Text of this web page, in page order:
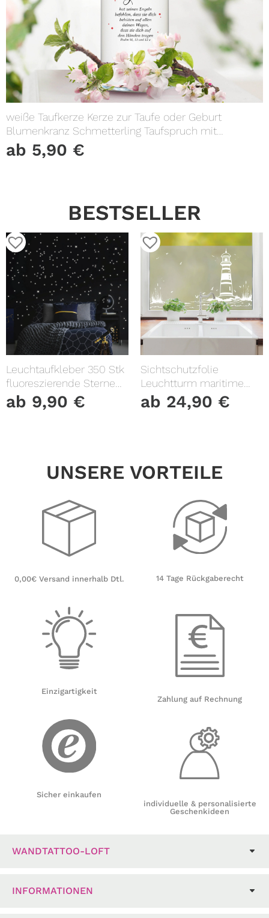
weiße Taufkerze Kerze zur Taufe oder Geburt
Blumenkranz Schmetterling Taufspruch mit
Wunschname & Datum
ab 5,90 €
BESTSELLER
Leuchtaufkleber 350 Stk
fluoreszierende Sterne
und Punkte leuchten im
Dunklen Kinderzimmer
ab 9,90 €
Sichtschutzfolie
Leuchtturm maritime
Fensterfolie Fensterdeko
Milchglasfolie
ab 24,90 €
UNSERE VORTEILE
0,00€ Versand innerhalb Dtl.
Einzigartigkeit
Sicher einkaufen
14 Tage Rückgaberecht
Zahlung auf Rechnung
individuelle & personalisierte
Geschenkideen
WANDTATTOO-LOFT
INFORMATIONEN